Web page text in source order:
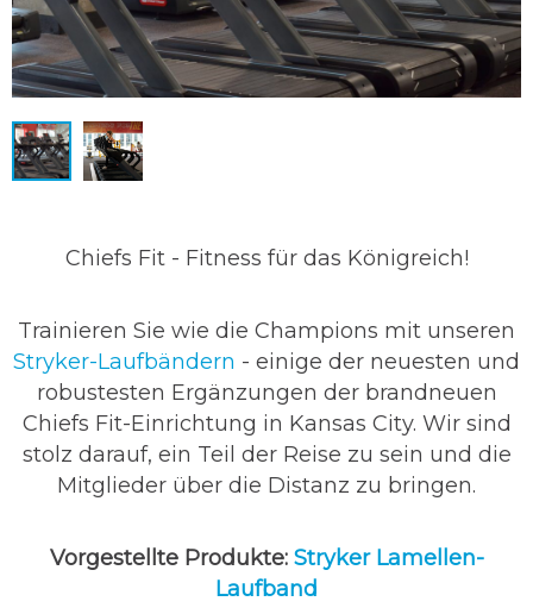
Chiefs Fit - Fitness für das Königreich!
Trainieren Sie wie die Champions mit unseren
Stryker-Laufbändern - einige der neuesten und
robustesten Ergänzungen der brandneuen
Chiefs Fit-Einrichtung in Kansas City. Wir sind
stolz darauf, ein Teil der Reise zu sein und die
Mitglieder über die Distanz zu bringen.
Vorgestellte Produkte: Stryker Lamellen-
Laufband